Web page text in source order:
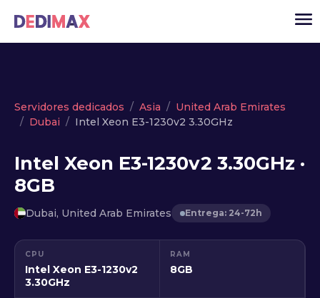
Cloud
VPS
Servidores dedicados
API
Noticias
Servidores dedicados Asia
United Arab Emirates
Dubai
Intel Xeon E3-1230v2 3.30GHz
Intel Xeon E3-1230v2 3.30GHz ·
8GB
Dubai, United Arab Emirates Entrega: 24-72h
CPU
Intel Xeon E3-1230v2
3.30GHz
RAM
8GB